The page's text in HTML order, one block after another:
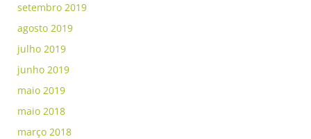
setembro 2019
agosto 2019
julho 2019
junho 2019
maio 2019
maio 2018
março 2018